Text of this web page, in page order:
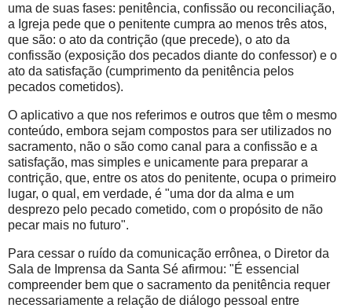
uma de suas fases: penitência, confissão ou reconciliação,
a Igreja pede que o penitente cumpra ao menos três atos,
que são: o ato da contrição (que precede), o ato da
confissão (exposição dos pecados diante do confessor) e o
ato da satisfação (cumprimento da penitência pelos
pecados cometidos).
O aplicativo a que nos referimos e outros que têm o mesmo
conteúdo, embora sejam compostos para ser utilizados no
sacramento, não o são como canal para a confissão e a
satisfação, mas simples e unicamente para preparar a
contrição, que, entre os atos do penitente, ocupa o primeiro
lugar, o qual, em verdade, é "uma dor da alma e um
desprezo pelo pecado cometido, com o propósito de não
pecar mais no futuro".
Para cessar o ruído da comunicação errônea, o Diretor da
Sala de Imprensa da Santa Sé afirmou: "É essencial
compreender bem que o sacramento da penitência requer
necessariamente a relação de diálogo pessoal entre